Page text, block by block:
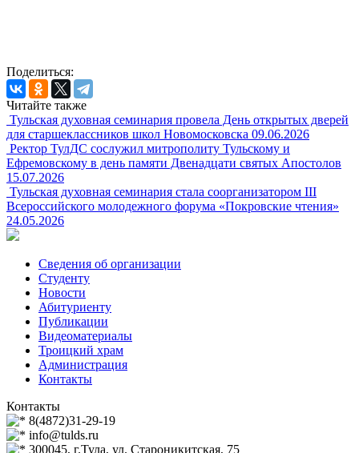
Поделиться:
Читайте также
Тульская духовная семинария провела День открытых дверей
для старшеклассников школ Новомосковска 09.06.2026
Ректор ТулДС сослужил митрополиту Тульскому и
Ефремовскому в день памяти Двенадцати святых Апостолов
15.07.2026
Тульская духовная семинария стала соорганизатором III
Всероссийского молодежного форума «Покровские чтения»
24.05.2026
Сведения об организации
Студенту
Новости
Абитуриенту
Публикации
Видеоматериалы
Троицкий храм
Администрация
Контакты
Контакты
8(4872)31-29-19
info@tulds.ru
300045, г.Тула, ул. Староникитская, 75